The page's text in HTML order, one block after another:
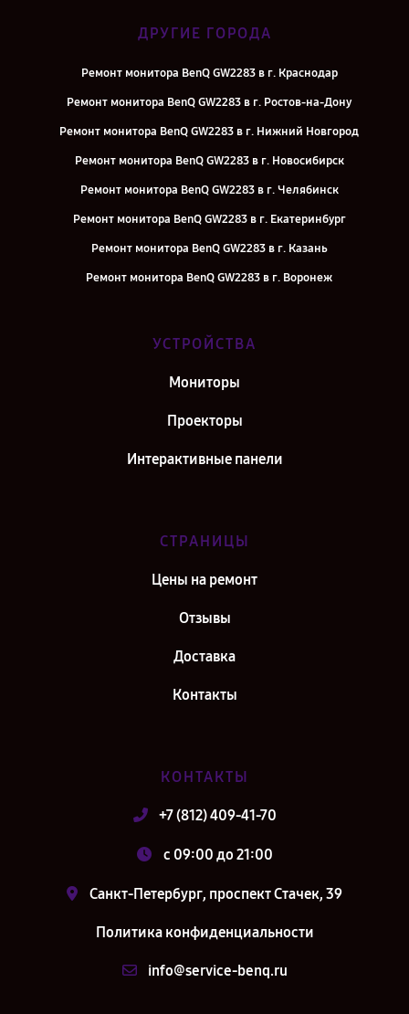
ДРУГИЕ ГОРОДА
Ремонт монитора BenQ GW2283 в г. Краснодар
Ремонт монитора BenQ GW2283 в г. Ростов-на-Дону
Ремонт монитора BenQ GW2283 в г. Нижний Новгород
Ремонт монитора BenQ GW2283 в г. Новосибирск
Ремонт монитора BenQ GW2283 в г. Челябинск
Ремонт монитора BenQ GW2283 в г. Екатеринбург
Ремонт монитора BenQ GW2283 в г. Казань
Ремонт монитора BenQ GW2283 в г. Воронеж
Ремонт монитора BenQ GW2283 в г. Самара
Ремонт монитора BenQ GW2283 в г. Москва
УСТРОЙСТВА
Мониторы
Проекторы
Интерактивные панели
СТРАНИЦЫ
Цены на ремонт
Отзывы
Доставка
Контакты
КОНТАКТЫ
+7 (812) 409-41-70
c 09:00 до 21:00
Санкт-Петербург, проспект Стачек, 39
Политика конфиденциальности
info@service-benq.ru